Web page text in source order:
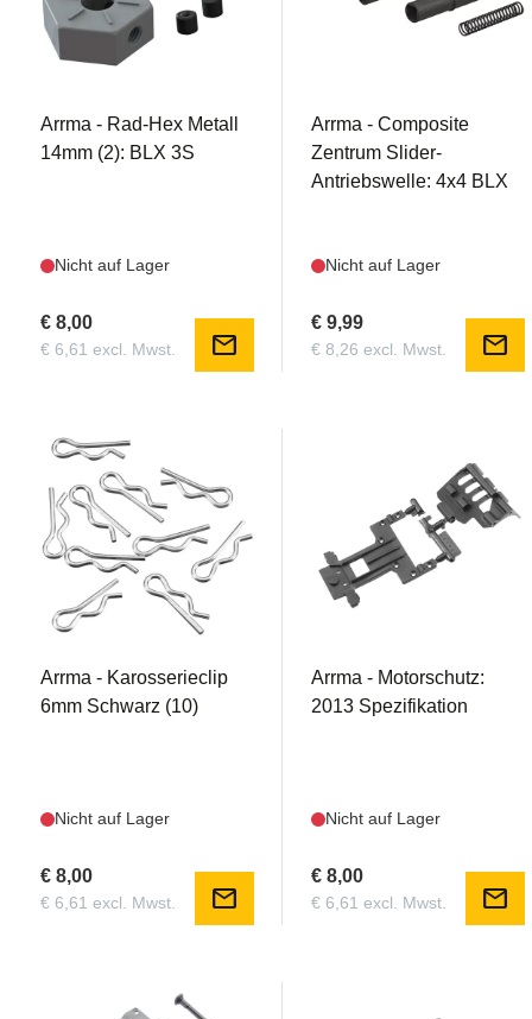
AR310871
Arrma - Rad-Hex Metall
14mm (2): BLX 3S
Nicht auf Lager
€ 8,00
€ 6,61 excl. Mwst. mail
Arrma - Composite
Zentrum Slider-
Antriebswelle: 4x4 BLX
Nicht auf Lager
€ 9,99
€ 8,26 excl. Mwst. mail
AR320005
Arrma - Karosserieclip
6mm Schwarz (10)
Nicht auf Lager
€ 8,00
€ 6,61 excl. Mwst. mail
Arrma - Motorschutz:
2013 Spezifikation
Nicht auf Lager
€ 8,00
€ 6,61 excl. Mwst. mail